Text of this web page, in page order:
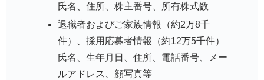
氏名、住所、株主番号、所有株式数
退職者およびご家族情報（約2万8千
件）、採用応募者情報（約12万5千件）
氏名、生年月日、住所、電話番号、メー
ルアドレス、顔写真等